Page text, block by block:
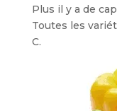
Plus il y a de
Toutes les
C.